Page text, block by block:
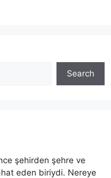
Search
şehirden şehre ve
eden biriydi. Nereye